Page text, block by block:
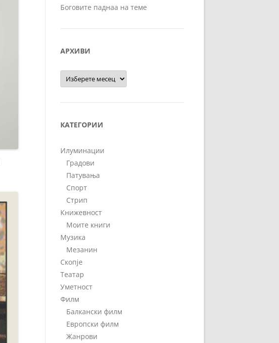
Боговите паднаа на теме
АРХИВИ
Архиви
КАТЕГОРИИ
Илуминации
Градови
Патувања
Спорт
Стрип
Книжевност
Моите книги
Музика
Мезанин
Скопје
Театар
Уметност
Филм
Балкански филм
Европски филм
Жанрови